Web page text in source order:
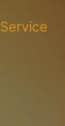
Service